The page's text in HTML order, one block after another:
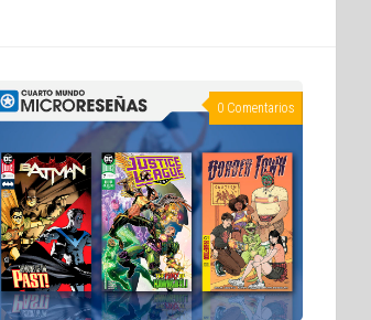
0 Comentarios